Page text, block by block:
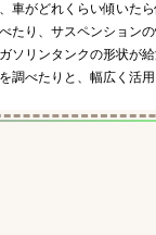
車がどれくらい傾いた
たり、サスペンション
ソリンタンクの形状が
調べたりと、幅広く活